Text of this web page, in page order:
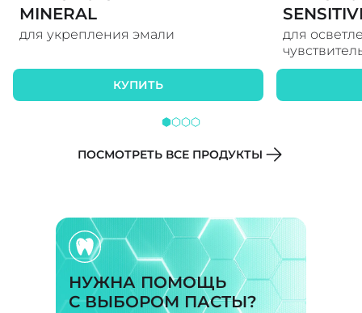
MINERAL
для укрепления эмали
КУПИТЬ
для
ПОСМОТРЕТЬ ВСЕ ПРОДУКТЫ
НУЖНА ПОМОЩЬ
С ВЫБОРОМ ПАСТЫ?